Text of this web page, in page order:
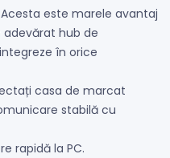
Acesta este marele avantaj
adevărat hub de
în orice
casa de marcat
stabilă cu
rapidă la PC.